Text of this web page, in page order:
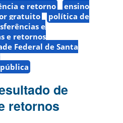
e retorno
ensino
gratuito
política de
e
e retornos
Federal de Santa
de
retornos